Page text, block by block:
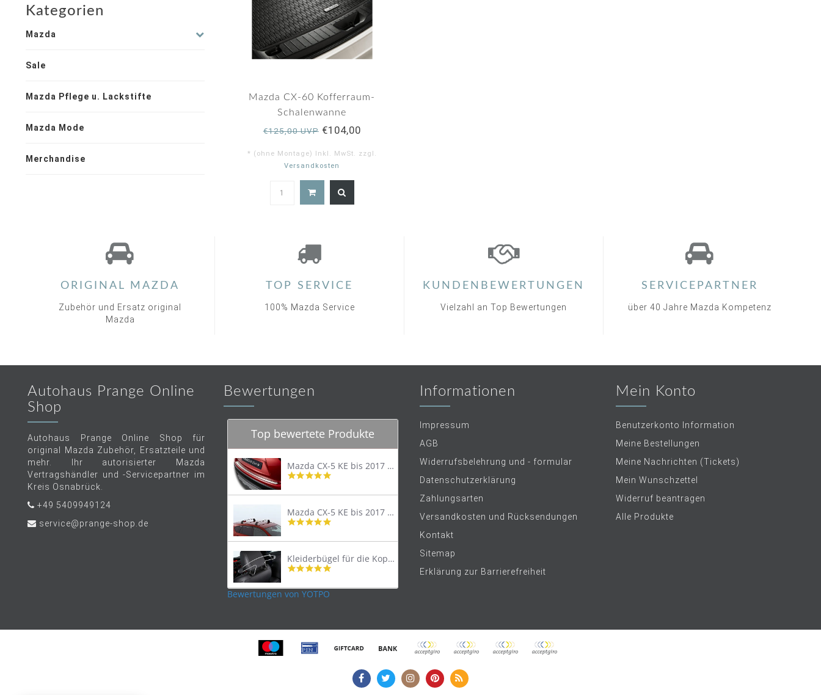
Kategorien
Mazda
Sale
Mazda Pflege u. Lackstifte
Mazda Mode
Merchandise
Mazda CX-60 Kofferraum-
Schalenwanne
€125,00 UVP€104,00
* (ohne Montage) Inkl. MwSt. zzgl.
Versandkosten
ORIGINAL MAZDA
Zubehör und Ersatz original
Mazda
TOP SERVICE
100% Mazda Service
KUNDENBEWERTUNGEN
Vielzahl an Top Bewertungen
SERVICEPARTNER
über 40 Jahre Mazda Kompetenz
Autohaus Prange Online
Shop
Autohaus Prange Online Shop für
original Mazda Zubehör, Ersatzteile und
mehr. Ihr autorisierter Mazda
Vertragshändler und -Servicepartner im
Kreis Osnabrück.
+49 5409949124
service@prange-shop.de
Bewertungen
Top bewertete Produkte
Mazda CX-5 KE bis 2017 Trittschutzleiste Edelstahl original
4.8
rating
Mazda CX-5 KE bis 2017 Lastenträger Dachträger
4.9
rating
Kleiderbügel für die Kopfstütze
4.9
rating
Bewertungen von YOTPO
Informationen
Impressum
AGB
Widerrufsbelehrung und - formular
Datenschutzerklärung
Zahlungsarten
Versandkosten und Rücksendungen
Kontakt
Sitemap
Erklärung zur Barrierefreiheit
Mein Konto
Benutzerkonto Information
Meine Bestellungen
Meine Nachrichten (Tickets)
Mein Wunschzettel
Widerruf beantragen
Alle Produkte